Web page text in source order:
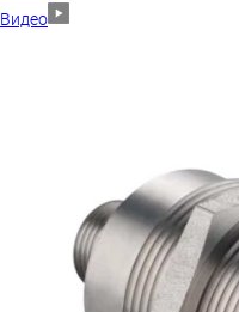
Видео